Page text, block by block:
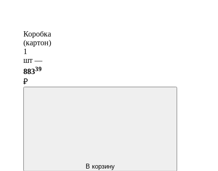
Коробка
(картон)
1
шт —
88339
₽
В корзину